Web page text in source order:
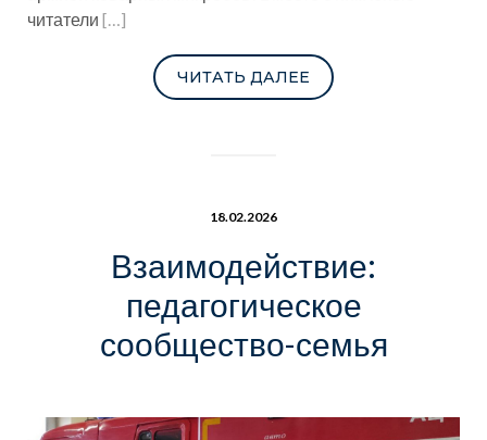
читатели […]
ЧИТАТЬ ДАЛЕЕ
18.02.2026
Взаимодействие:
педагогическое
сообщество-семья